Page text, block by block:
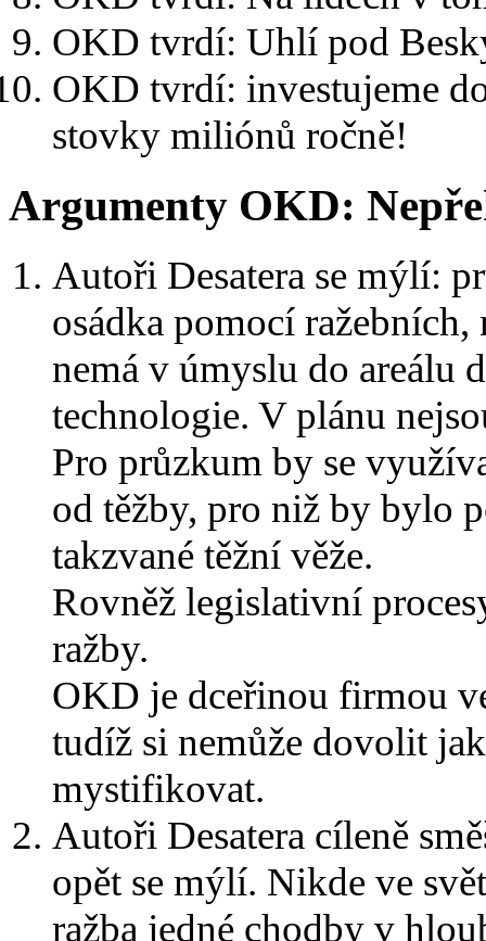
OKD tvrdí: Uhlí pod
OKD tvrdí: investujeme
stovky miliónů ročně!
Argumenty OKD:
Autoři Desatera se mýlí:
osádka pomocí
nemá v úmyslu do areálu
technologie. V plánu
Pro průzkum by se
od těžby, pro niž by bylo
takzvané těžní věže.
Rovněž legislativní
ražby.
OKD je dceřinou firmou
tudíž si nemůže dovolit
mystifikovat.
Autoři Desatera cíleně
opět se mýlí. Nikde ve
ražba jedné chodby v